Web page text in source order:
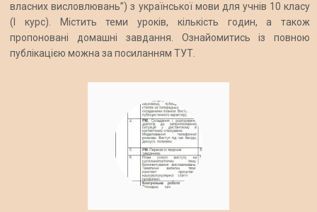
власних висловлювань”) з української мови для учнів 10 класу
(І курс). Містить теми уроків, кількість годин, а також
пропоновані домашні завдання. Ознайомитись із повною
публікацією можна за посиланням ТУТ.